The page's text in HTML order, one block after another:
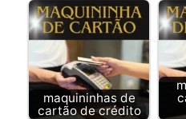
maquininhas de
cartão de crédito